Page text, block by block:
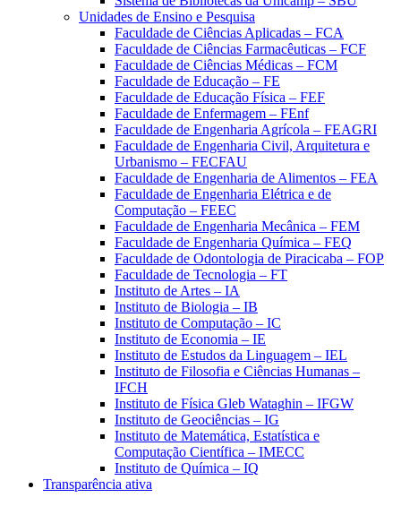
Unidades de Ensino e Pesquisa
Faculdade de Ciências Aplicadas – FCA
Faculdade de Ciências Farmacêuticas – FCF
Faculdade de Ciências Médicas – FCM
Faculdade de Educação – FE
Faculdade de Educação Física – FEF
Faculdade de Enfermagem – FEnf
Faculdade de Engenharia Agrícola – FEAGRI
Faculdade de Engenharia Civil, Arquitetura e
Urbanismo – FECFAU
Faculdade de Engenharia de Alimentos – FEA
Faculdade de Engenharia Elétrica e de
Computação – FEEC
Faculdade de Engenharia Mecânica – FEM
Faculdade de Engenharia Química – FEQ
Faculdade de Odontologia de Piracicaba – FOP
Faculdade de Tecnologia – FT
Instituto de Artes – IA
Instituto de Biologia – IB
Instituto de Computação – IC
Instituto de Economia – IE
Instituto de Estudos da Linguagem – IEL
Instituto de Filosofia e Ciências Humanas –
IFCH
Instituto de Física Gleb Wataghin – IFGW
Instituto de Geociências – IG
Instituto de Matemática, Estatística e
Computação Científica – IMECC
Instituto de Química – IQ
Transparência ativa